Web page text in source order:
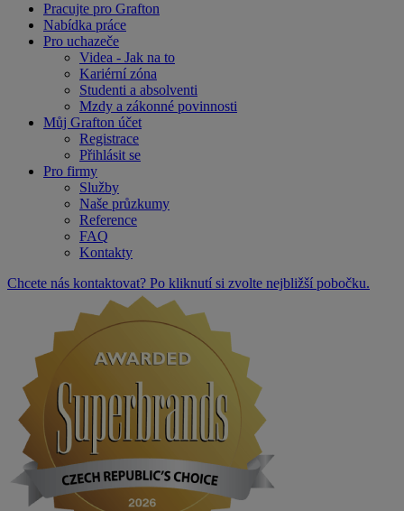
Pracujte pro Grafton
Nabídka práce
Pro uchazeče
Videa - Jak na to
Kariérní zóna
Studenti a absolventi
Mzdy a zákonné povinnosti
Můj Grafton účet
Registrace
Přihlásit se
Pro firmy
Služby
Naše průzkumy
Reference
FAQ
Kontakty
Chcete nás kontaktovat? Po kliknutí si zvolte nejbližší pobočku.